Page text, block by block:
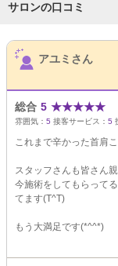
サロンの口コミ
サロン
アユミさん
総合 5 ★★★★★
雰囲気： 5 接客サービス： 5
これまで辛かった首肩
スタッフさんも皆さん
今施術をしてもらって
てます(T^T)
もう大満足です(*^^*)